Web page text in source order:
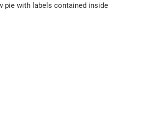
pie with labels contained inside